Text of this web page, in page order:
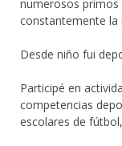
numerosos primos
constantemente la
Desde niño fui
Participé en
competencias
escolares de